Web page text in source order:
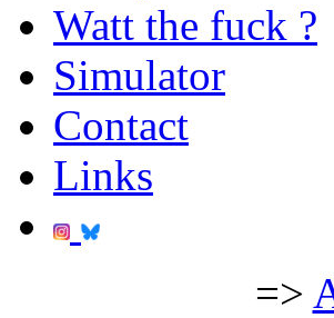
Watt the fuck ?
Simulator
Contact
Links
=>